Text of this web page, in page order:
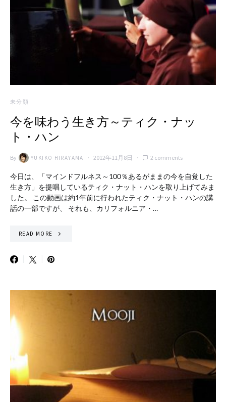
未分類
今を味わう生き方～ティク・ナッ
ト・ハン
By YUKIKO HIRAYAMA 2012年11月8日 2 comments
今日は、「マインドフルネス～100％あるがままの今を自覚した
生き方」を提唱しているティク・ナット・ハンを取り上げてみま
した。 この動画は約1年前に行われたティク・ナット・ハンの講
話の一部ですが、 それも、カリフォルニア・…
READ MORE